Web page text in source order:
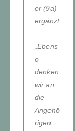
er (9a)
ergänzt
:
„Ebens
o
denken
wir an
die
Angehö
rigen,